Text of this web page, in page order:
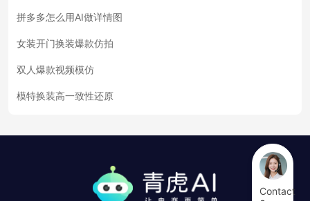
拼多多怎么用AI做详情图
女装开门换装爆款仿拍
双人爆款视频模仿
模特换装高一致性还原
Contact